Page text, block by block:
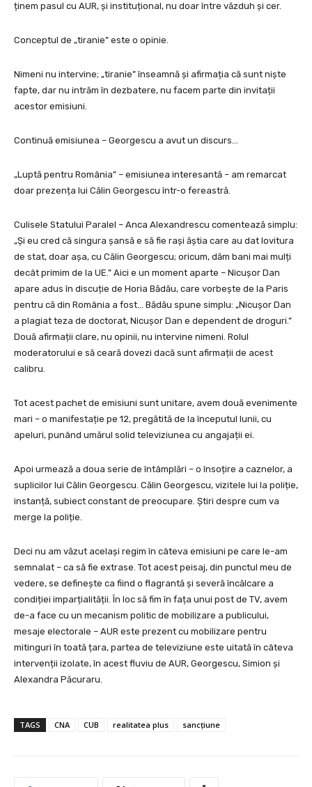
ținem pasul cu AUR, și instituțional, nu doar între văzduh și cer.
Conceptul de „tiranie” este o opinie.
Nimeni nu intervine; „tiranie” înseamnă și afirmația că sunt niște
fapte, dar nu intrăm în dezbatere, nu facem parte din invitații
acestor emisiuni.
Continuă emisiunea – Georgescu a avut un discurs…
„Luptă pentru România” – emisiunea interesantă – am remarcat
doar prezența lui Călin Georgescu într-o fereastră.
Culisele Statului Paralel – Anca Alexandrescu comentează simplu:
„Și eu cred că singura șansă e să fie rași ăștia care au dat lovitura
de stat, doar așa, cu Călin Georgescu; oricum, dăm bani mai mulți
decât primim de la UE.” Aici e un moment aparte – Nicușor Dan
apare adus în discuție de Horia Bădău, care vorbește de la Paris
pentru că din România a fost… Bădău spune simplu: „Nicușor Dan
a plagiat teza de doctorat, Nicușor Dan e dependent de droguri.”
Două afirmații clare, nu opinii, nu intervine nimeni. Rolul
moderatorului e să ceară dovezi dacă sunt afirmații de acest
calibru.
Tot acest pachet de emisiuni sunt unitare, avem două evenimente
mari – o manifestație pe 12, pregătită de la începutul lunii, cu
apeluri, punând umărul solid televiziunea cu angajații ei.
Apoi urmează a doua serie de întâmplări – o însoțire a caznelor, a
suplicilor lui Călin Georgescu. Călin Georgescu, vizitele lui la poliție,
instanță, subiect constant de preocupare. Știri despre cum va
merge la poliție.
Deci nu am văzut același regim în câteva emisiuni pe care le-am
semnalat – ca să fie extrase. Tot acest peisaj, din punctul meu de
vedere, se definește ca fiind o flagrantă și severă încălcare a
condiției imparțialității. În loc să fim în fața unui post de TV, avem
de-a face cu un mecanism politic de mobilizare a publicului,
mesaje electorale – AUR este prezent cu mobilizare pentru
mitinguri în toată țara, partea de televiziune este uitată în câteva
intervenții izolate, în acest fluviu de AUR, Georgescu, Simion și
Alexandra Păcuraru.
TAGS CNA CUB realitatea plus sancțiune